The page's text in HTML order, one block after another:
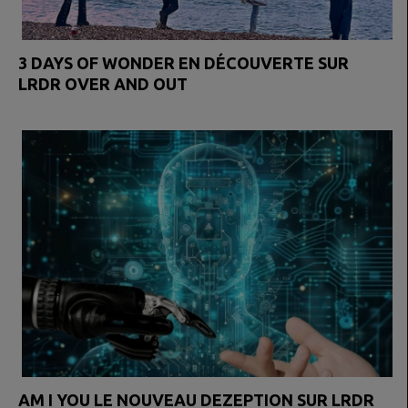
3 DAYS OF WONDER EN DÉCOUVERTE SUR
LRDR OVER AND OUT
AM I YOU LE NOUVEAU DEZEPTION SUR LRDR